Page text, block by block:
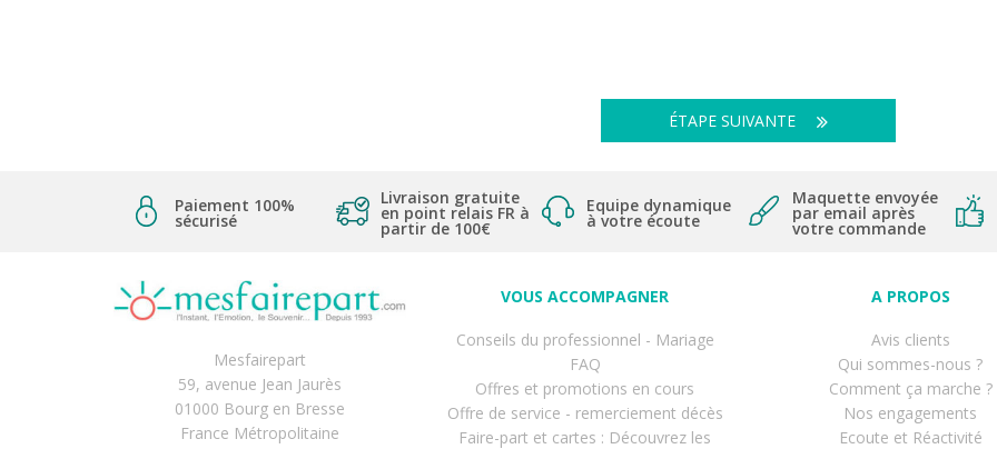
(1 avis)
ÉTAPE SUIVANTE
Paiement 100%
sécurisé
Livraison gratuite
en point relais FR à
partir de 100€
Equipe dynamique
à votre écoute
Maquette envoyée
par email après
votre commande
Mesfairepart
59, avenue Jean Jaurès
01000 Bourg en Bresse
France Métropolitaine
VOUS ACCOMPAGNER
Conseils du professionnel - Mariage
FAQ
Offres et promotions en cours
Offre de service - remerciement décès
Faire-part et cartes : Découvrez les
A PROPOS
Avis clients
Qui sommes-nous ?
Comment ça marche ?
Nos engagements
Ecoute et Réactivité